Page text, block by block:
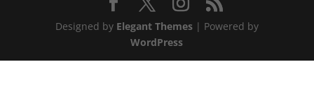
Designed by Elegant Themes| Powered by
WordPress